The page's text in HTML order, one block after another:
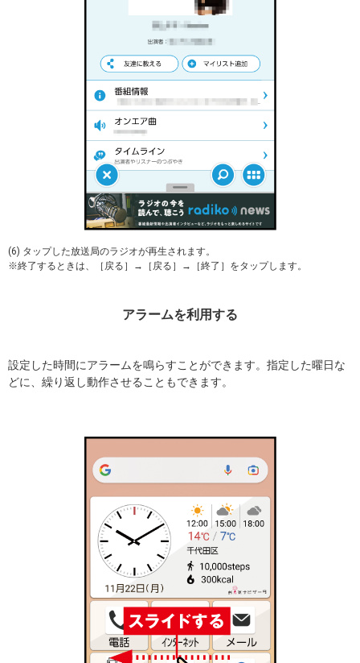
(6) タップした放送局のラジオが再生されます。
※終了するときは、［戻る］→［戻る］→［終了］をタップします。
アラームを利用する
設定した時間にアラームを鳴らすことができます。指定した曜日な
どに、繰り返し動作させることもできます。